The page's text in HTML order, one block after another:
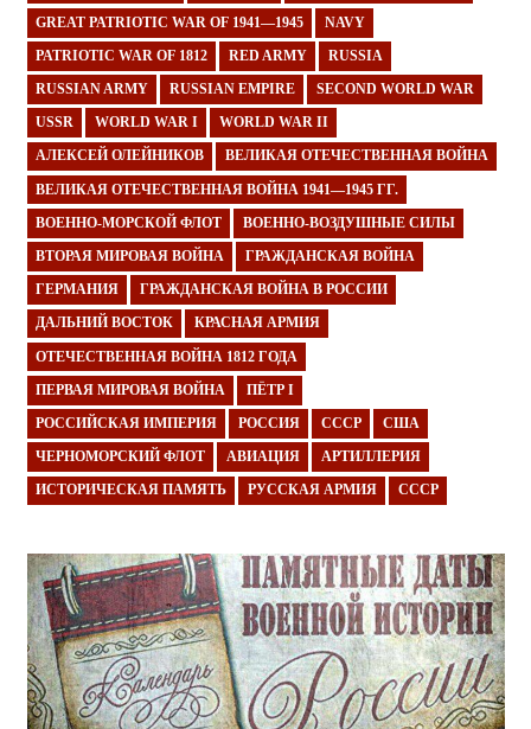
GREAT PATRIOTIC WAR OF 1941—1945 NAVY
PATRIOTIC WAR OF 1812 RED ARMY RUSSIA
RUSSIAN ARMY RUSSIAN EMPIRE SECOND WORLD WAR
USSR WORLD WAR I WORLD WAR II
АЛЕКСЕЙ ОЛЕЙНИКОВ ВЕЛИКАЯ ОТЕЧЕСТВЕННАЯ ВОЙНА
ВЕЛИКАЯ ОТЕЧЕСТВЕННАЯ ВОЙНА 1941—1945 ГГ.
ВОЕННО-МОРСКОЙ ФЛОТ ВОЕННО-ВОЗДУШНЫЕ СИЛЫ
ВТОРАЯ МИРОВАЯ ВОЙНА ГРАЖДАНСКАЯ ВОЙНА
ГЕРМАНИЯ ГРАЖДАНСКАЯ ВОЙНА В РОССИИ
ДАЛЬНИЙ ВОСТОК КРАСНАЯ АРМИЯ
ОТЕЧЕСТВЕННАЯ ВОЙНА 1812 ГОДА
ПЕРВАЯ МИРОВАЯ ВОЙНА ПЁТР I
РОССИЙСКАЯ ИМПЕРИЯ РОССИЯ СССР США
ЧЕРНОМОРСКИЙ ФЛОТ АВИАЦИЯ АРТИЛЛЕРИЯ
ИСТОРИЧЕСКАЯ ПАМЯТЬ РУССКАЯ АРМИЯ СССР